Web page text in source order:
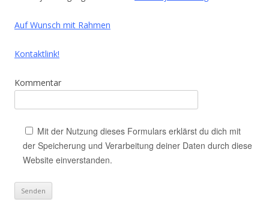
Auf Wunsch mit Rahmen
Kontaktlink!
Kommentar
Mit der Nutzung dieses Formulars erklärst du dich mit
der Speicherung und Verarbeitung deiner Daten durch diese
Website einverstanden.